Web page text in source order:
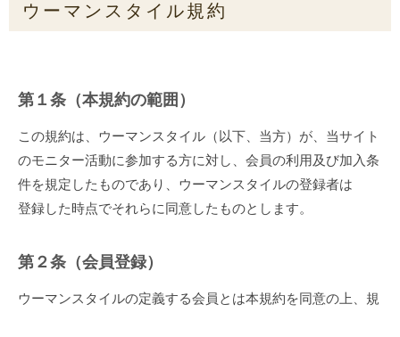
ウーマンスタイル規約